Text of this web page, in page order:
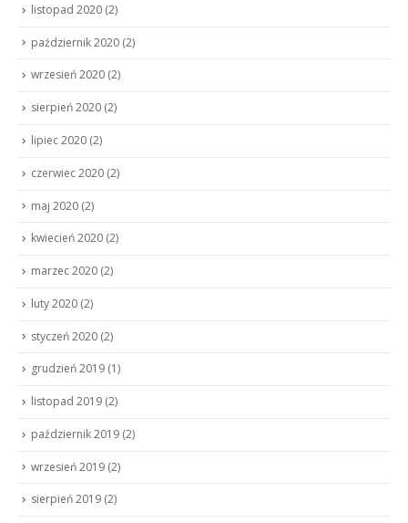
listopad 2020 (2)
październik 2020 (2)
wrzesień 2020 (2)
sierpień 2020 (2)
lipiec 2020 (2)
czerwiec 2020 (2)
maj 2020 (2)
kwiecień 2020 (2)
marzec 2020 (2)
luty 2020 (2)
styczeń 2020 (2)
grudzień 2019 (1)
listopad 2019 (2)
październik 2019 (2)
wrzesień 2019 (2)
sierpień 2019 (2)